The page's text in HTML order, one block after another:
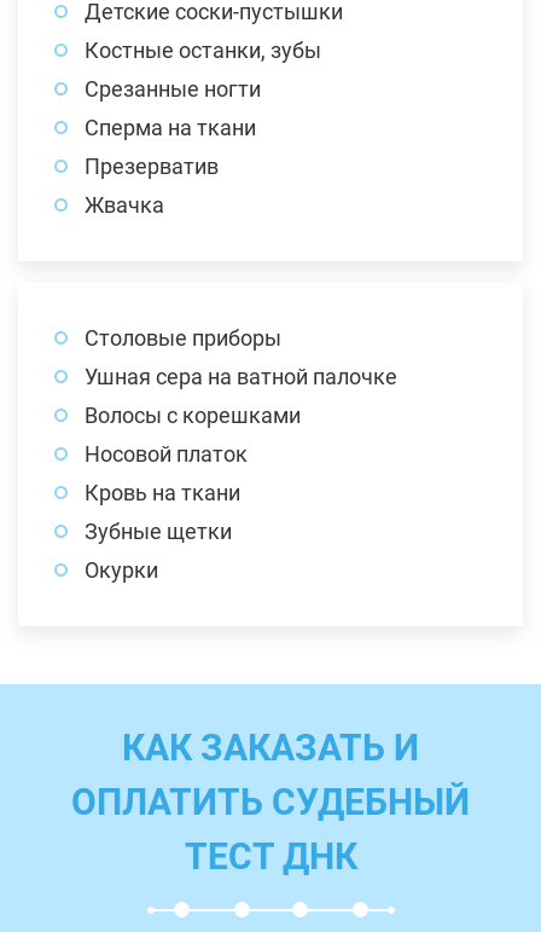
Детские соски-пустышки
Костные останки, зубы
Срезанные ногти
Сперма на ткани
Презерватив
Жвачка
Столовые приборы
Ушная сера на ватной палочке
Волосы с корешками
Носовой платок
Кровь на ткани
Зубные щетки
Окурки
КАК ЗАКАЗАТЬ И
ОПЛАТИТЬ СУДЕБНЫЙ
ТЕСТ ДНК